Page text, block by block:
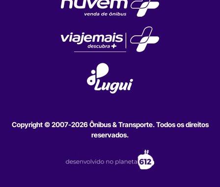
Copyright © 2007-2026 Ônibus & Transporte. Todos os direitos
reservados.